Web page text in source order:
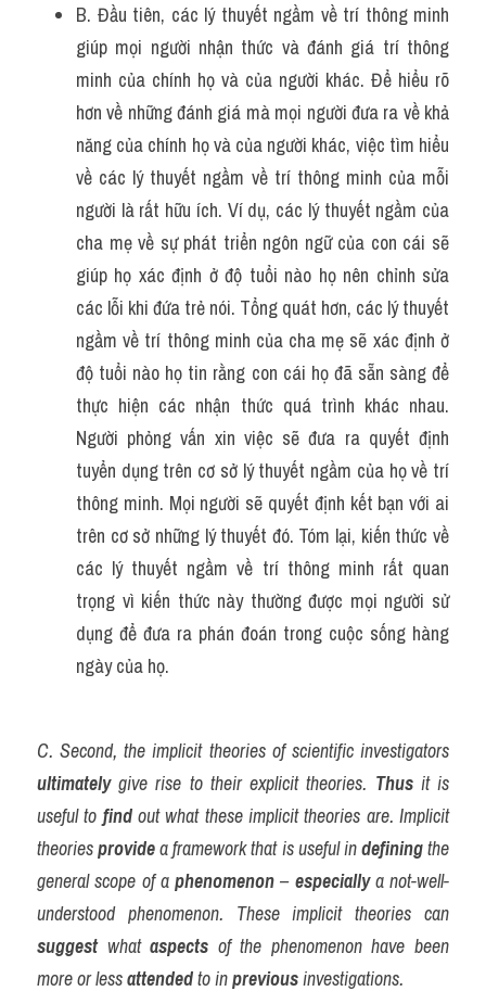
B. Đầu tiên, các lý thuyết ngầm về trí thông minh
giúp mọi người nhận thức và đánh giá trí thông
minh của chính họ và của người khác. Để hiểu rõ
hơn về những đánh giá mà mọi người đưa ra về khả
năng của chính họ và của người khác, việc tìm hiểu
về các lý thuyết ngầm về trí thông minh của mỗi
người là rất hữu ích. Ví dụ, các lý thuyết ngầm của
cha mẹ về sự phát triển ngôn ngữ của con cái sẽ
giúp họ xác định ở độ tuổi nào họ nên chỉnh sửa
các lỗi khi đứa trẻ nói. Tổng quát hơn, các lý thuyết
ngầm về trí thông minh của cha mẹ sẽ xác định ở
độ tuổi nào họ tin rằng con cái họ đã sẵn sàng để
thực hiện các nhận thức quá trình khác nhau.
Người phỏng vấn xin việc sẽ đưa ra quyết định
tuyển dụng trên cơ sở lý thuyết ngầm của họ về trí
thông minh. Mọi người sẽ quyết định kết bạn với ai
trên cơ sở những lý thuyết đó. Tóm lại, kiến thức về
các lý thuyết ngầm về trí thông minh rất quan
trọng vì kiến thức này thường được mọi người sử
dụng để đưa ra phán đoán trong cuộc sống hàng
ngày của họ.
ultimately give rise to their explicit theories. Thus it is
useful to find out what these implicit theories are. Implicit
theories provide a framework that is useful in defining the
general scope of a phenomenon – especially a not-well-
suggest what aspects of the phenomenon have been
more or less attended to in previous investigations.